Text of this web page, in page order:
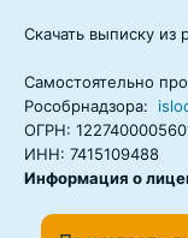
Скачать выписку из
Самостоятельно
Рособрнадзора:
ОГРН:
ИНН: 7415109488
Информация о